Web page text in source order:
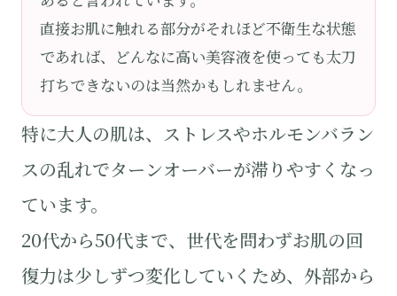
直接お肌に触れる部分がそれほど不衛生な状態
であれば、どんなに高い美容液を使っても太刀
打ちできないのは当然かもしれません。
特に大人の肌は、ストレスやホルモンバラン
スの乱れでターンオーバーが滞りやすくなっ
ています。
20代から50代まで、世代を問わずお肌の回
復力は少しずつ変化していくため、外部から